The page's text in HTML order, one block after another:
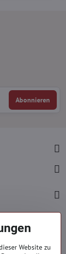
Abonnieren
Website zu